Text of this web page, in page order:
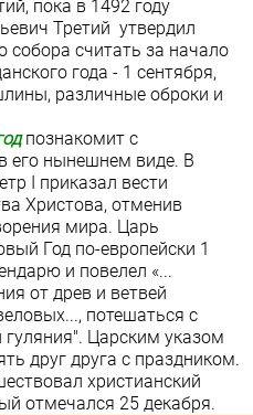
пока в 1492 году
Третий утвердил
собора считать за начало
года - 1 сентября,
различные оброки и
познакомит с
в его нынешнем виде. В
I приказал вести
Христова, отменив
мира. Царь
Год по-европейски 1
и повелел «...
от древ и ветвей
потешаться с
гуляния". Царским указом
друг друга с праздником.
христианский
отмечался 25 декабря.